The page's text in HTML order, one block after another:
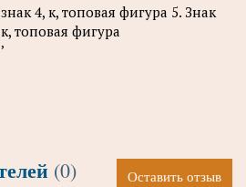
4, к, топовая фигура 5. Знак
топовая фигура
(0) Оставить отзыв